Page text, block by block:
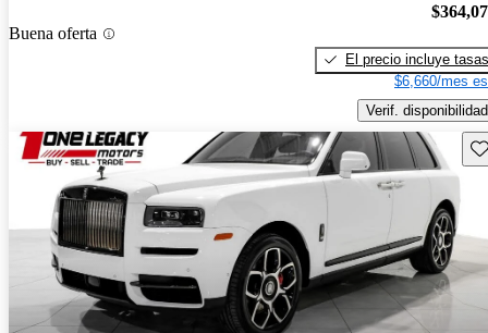
Buena oferta
El precio incluye tasas
$6,660/mes
Verif. disponibilidad